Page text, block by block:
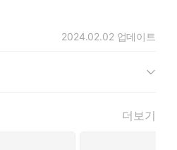
2024.02.02업데이트
더보기